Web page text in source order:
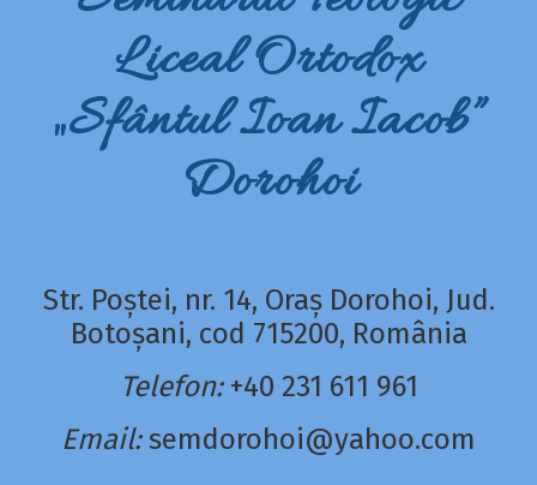
Liceal Ortodox
„Sfântul Ioan Iacob”
Dorohoi
Str. Poștei, nr. 14, Oraș Dorohoi, Jud.
Botoșani, cod 715200, România
Telefon: +40 231 611 961
Email: semdorohoi@yahoo.com